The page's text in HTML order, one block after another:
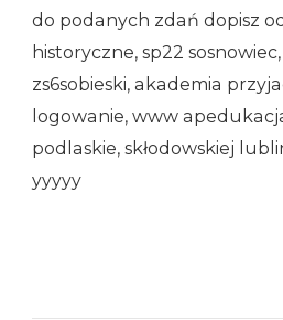
do podanych zdań dopisz
historyczne, sp22
zs6sobieski, akademia
logowanie, www
podlaskie, skłodowskiej
yyyyy